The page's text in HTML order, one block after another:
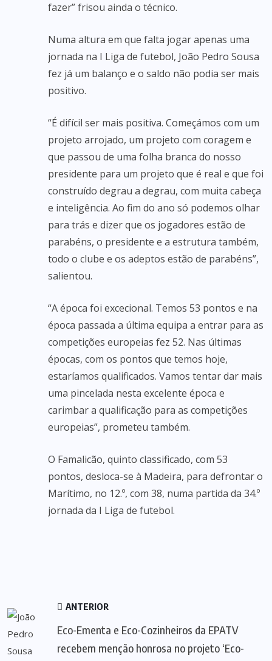
fazer” frisou ainda o técnico.
Numa altura em que falta jogar apenas uma
jornada na I Liga de futebol, João Pedro Sousa
fez já um balanço e o saldo não podia ser mais
positivo.
“É difícil ser mais positiva. Começámos com um
projeto arrojado, um projeto com coragem e
que passou de uma folha branca do nosso
presidente para um projeto que é real e que foi
construído degrau a degrau, com muita cabeça
e inteligência. Ao fim do ano só podemos olhar
para trás e dizer que os jogadores estão de
parabéns, o presidente e a estrutura também,
todo o clube e os adeptos estão de parabéns”,
salientou.
“A época foi excecional. Temos 53 pontos e na
época passada a última equipa a entrar para as
competições europeias fez 52. Nas últimas
épocas, com os pontos que temos hoje,
estaríamos qualificados. Vamos tentar dar mais
uma pincelada nesta excelente época e
carimbar a qualificação para as competições
europeias”, prometeu também.
O Famalicão, quinto classificado, com 53
pontos, desloca-se à Madeira, para defrontar o
Marítimo, no 12.º, com 38, numa partida da 34.º
jornada da I Liga de futebol.
ANTERIOR
Eco-Ementa e Eco-Cozinheiros da EPATV
recebem menção honrosa no projeto ‘Eco-